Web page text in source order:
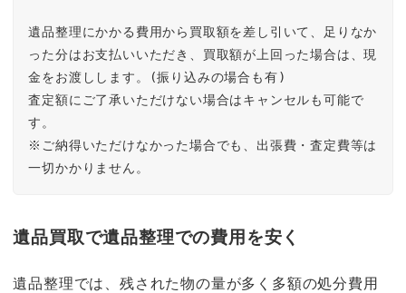
遺品整理にかかる費用から買取額を差し引いて、足りなか
った分はお支払いいただき、買取額が上回った場合は、現
金をお渡しします。(振り込みの場合も有)
査定額にご了承いただけない場合はキャンセルも可能で
す。
※ご納得いただけなかった場合でも、出張費・査定費等は
一切かかりません。
遺品買取で遺品整理での費用を安く
遺品整理では、残された物の量が多く多額の処分費用